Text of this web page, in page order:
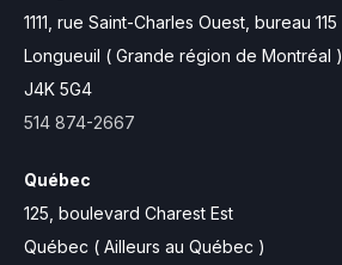
1111, rue Saint-Charles Ouest, bureau 115
Longueuil ( Grande région de Montréal )
J4K 5G4
514 874-2667
Québec
125, boulevard Charest Est
Québec ( Ailleurs au Québec )